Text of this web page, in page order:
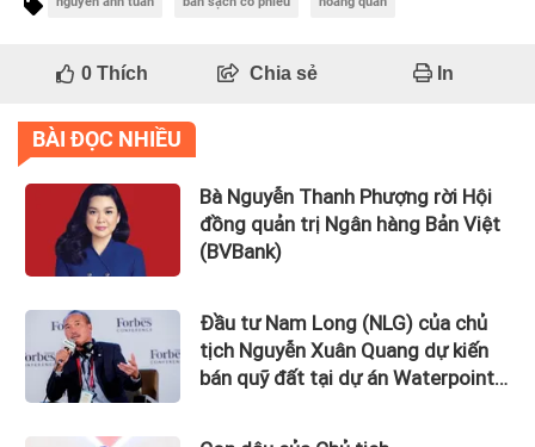
0Thích Chia sẻ In
BÀI ĐỌC NHIỀU
Bà Nguyễn Thanh Phượng rời Hội
đồng quản trị Ngân hàng Bản Việt
(BVBank)
Đầu tư Nam Long (NLG) của chủ
tịch Nguyễn Xuân Quang dự kiến
bán quỹ đất tại dự án Waterpoint,